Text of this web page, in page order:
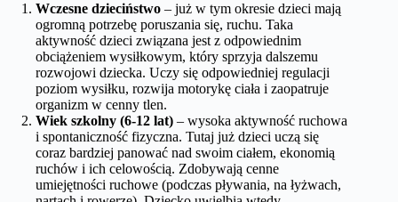
Wczesne dzieciństwo – już w tym okresie dzieci mają
ogromną potrzebę poruszania się, ruchu. Taka
aktywność dzieci związana jest z odpowiednim
obciążeniem wysiłkowym, który sprzyja dalszemu
rozwojowi dziecka. Uczy się odpowiedniej regulacji
poziom wysiłku, rozwija motorykę ciała i zaopatruje
organizm w cenny tlen.
Wiek szkolny (6-12 lat) – wysoka aktywność ruchowa
i spontaniczność fizyczna. Tutaj już dzieci uczą się
coraz bardziej panować nad swoim ciałem, ekonomią
ruchów i ich celowością. Zdobywają cenne
umiejętności ruchowe (podczas pływania, na łyżwach,